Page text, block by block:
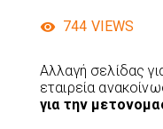
744 VIEWS
Αλλαγή σελίδας
εταιρεία
για την